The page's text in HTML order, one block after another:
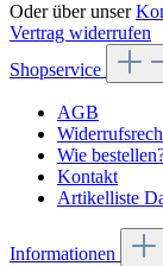
Oder über unser
Vertrag widerrufen
Shopservice
AGB
Wie
Kontakt
Artikelliste
Informationen